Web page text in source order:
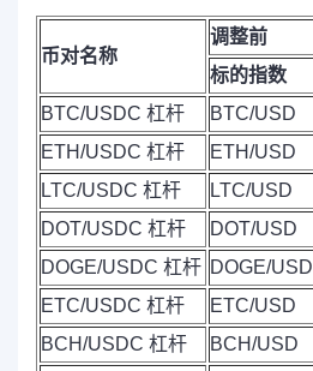
币对名称
调整前
标的指数
BTC/USDC 杠杆
BTC/USD
ETH/USDC 杠杆
ETH/USD
LTC/USDC 杠杆
LTC/USD
DOT/USDC 杠杆
DOT/USD
DOGE/USDC 杠杆 DOGE/USD
ETC/USDC 杠杆
ETC/USD
BCH/USDC 杠杆
BCH/USD